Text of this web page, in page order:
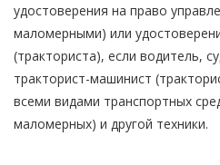
удостоверения на право
маломерными) или
(тракториста), если водитель,
тракторист-машинист
всеми видами транспортных
маломерных) и другой техники.